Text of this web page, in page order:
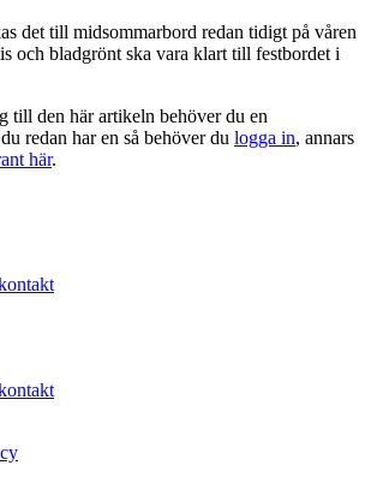
det till midsommarbord redan tidigt på våren
och bladgrönt ska vara klart till festbordet i
till den här artikeln behöver du en
redan har en så behöver du logga in, annars
här.